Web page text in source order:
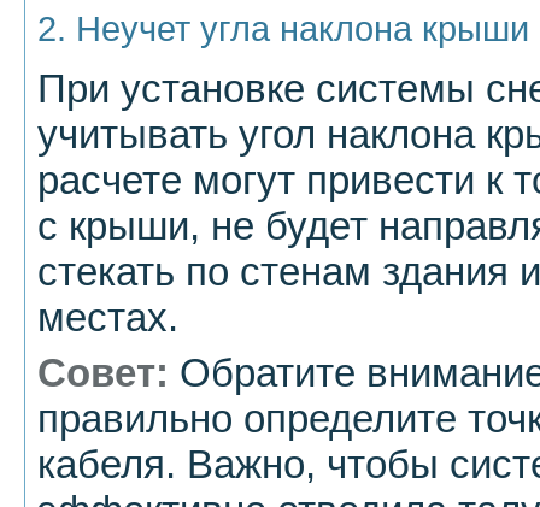
2. Неучет угла наклона крыши
При установке системы
учитывать угол наклона
расчете могут привести к
с крыши, не будет
стекать по стенам здания
местах.
Совет: Обратите
правильно определите
кабеля. Важно, чтобы